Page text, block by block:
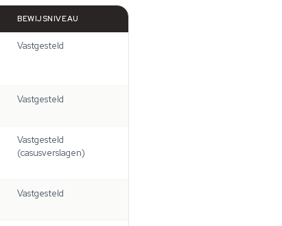
BEWIJSNIVEAU
Vastgesteld
Vastgesteld
Vastgesteld
(casusverslagen)
Vastgesteld